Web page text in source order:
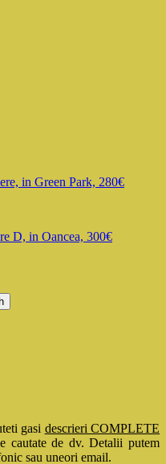
in Green Park, 280€
D, in Oancea, 300€
gasi descrieri COMPLETE
cautate de dv. Detalii putem
sau uneori email.